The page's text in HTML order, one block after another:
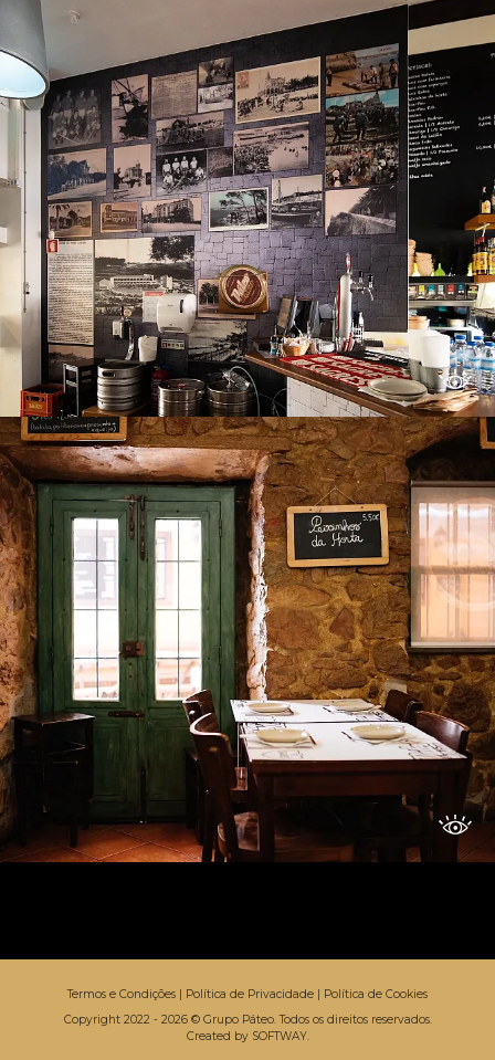
Termos e Condições Política de Privacidade
Política de Cookies
Copyright 2022 - 2026 © Grupo Páteo. Todos os direitos reservados.
Created by SOFTWAY.